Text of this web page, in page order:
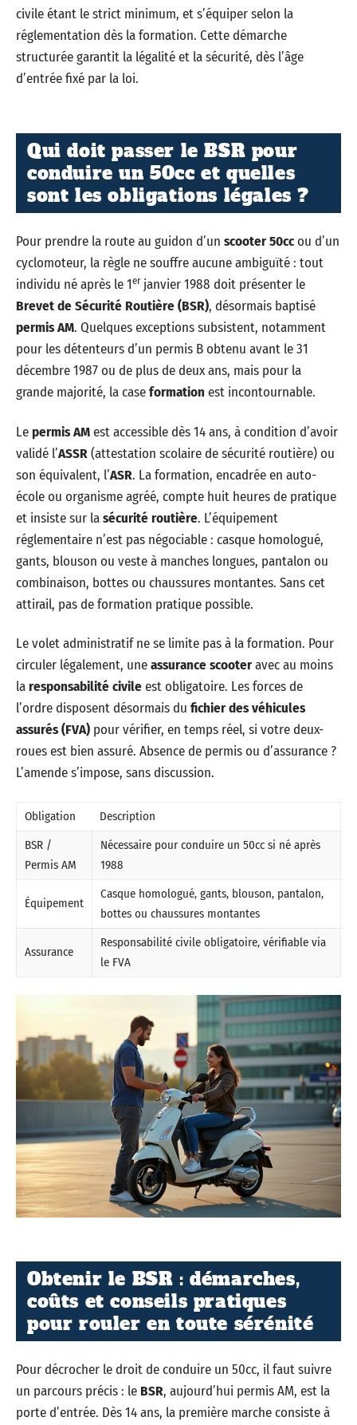
civile étant le strict minimum, et s’équiper selon la
réglementation dès la formation. Cette démarche
structurée garantit la légalité et la sécurité, dès l’âge
d’entrée fixé par la loi.
Qui doit passer le BSR pour
conduire un 50cc et quelles
sont les obligations légales ?
Pour prendre la route au guidon d’un scooter 50ccou d’un
cyclomoteur, la règle ne souffre aucune ambiguïté : tout
individu né après le 1erjanvier 1988 doit présenter le
Brevet de Sécurité Routière (BSR), désormais baptisé
permis AM. Quelques exceptions subsistent, notamment
pour les détenteurs d’un permis B obtenu avant le 31
décembre 1987 ou de plus de deux ans, mais pour la
grande majorité, la caseformation est incontournable.
Lepermis AMest accessible dès 14 ans, à condition d’avoir
validé l’ASSR(attestation scolaire de sécurité routière) ou
son équivalent, l’ASR. La formation, encadrée en auto-
école ou organisme agréé, compte huit heures de pratique
et insiste sur lasécurité routière. L’équipement
réglementaire n’est pas négociable : casque homologué,
gants, blouson ou veste à manches longues, pantalon ou
combinaison, bottes ou chaussures montantes. Sans cet
attirail, pas de formation pratique possible.
Le volet administratif ne se limite pas à la formation. Pour
circuler légalement, uneassurance scooteravec au moins
laresponsabilité civileest obligatoire. Les forces de
l’ordre disposent désormais du fichier des véhicules
assurés (FVA) pour vérifier, en temps réel, si votre deux-
roues est bien assuré. Absence de permis ou d’assurance ?
L’amende s’impose, sans discussion.
Obligation
Description
BSR /
Permis AM
Nécessaire pour conduire un 50cc si né après
1988
Équipement
Casque homologué, gants, blouson, pantalon,
bottes ou chaussures montantes
Assurance
Responsabilité civile obligatoire, vérifiable via
le FVA
Obtenir le BSR : démarches,
coûts et conseils pratiques
pour rouler en toute sérénité
Pour décrocher le droit de conduire un 50cc, il faut suivre
un parcours précis : le BSR, aujourd’hui permis AM, est la
porte d’entrée. Dès 14 ans, la première marche consiste à